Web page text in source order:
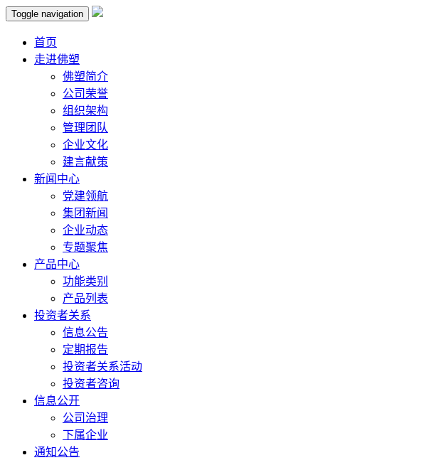
Toggle navigation
首页
走进佛塑
佛塑简介
公司荣誉
组织架构
管理团队
企业文化
建言献策
新闻中心
党建领航
集团新闻
企业动态
专题聚焦
产品中心
功能类别
产品列表
投资者关系
信息公告
定期报告
投资者关系活动
投资者咨询
信息公开
公司治理
下属企业
通知公告